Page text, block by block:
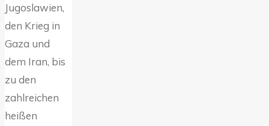
Jugoslawien,
den Krieg in
Gaza und
dem Iran, bis
zu den
zahlreichen
heißen